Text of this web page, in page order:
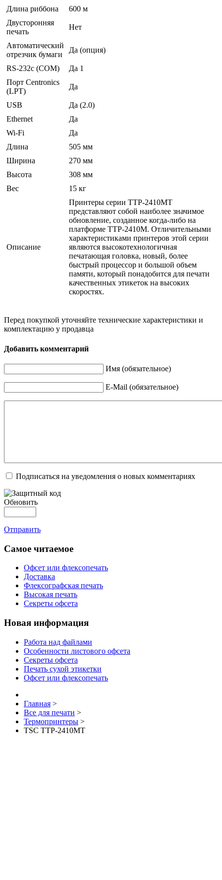
Длина риббона
600 м
Двусторонняя
печать
Нет
Автоматический
отрезчик бумаги
Да (опция)
RS-232c (COM)
Да 1
Порт Centronics
(LPT)
Да
USB
Да (2.0)
Ethernet
Да
Wi-Fi
Да
Длина
505 мм
Ширина
270 мм
Высота
308 мм
Вес
15 кг
Описание
Принтеры серии TTP-2410MT
представляют собой наиболее значимое
обновление, созданное когда-либо на
платформе TTP-2410M. Отличительными
характеристиками принтеров этой серии
являются высокотехнологичная
печатающая головка, новый, более
быстрый процессор и большой объем
памяти, который понадобится для печати
качественных этикеток на высоких
скоростях.
Перед покупкой уточняйте технические характеристики и
комплектацию у продавца
Добавить комментарий
Имя (обязательное)
E-Mail (обязательное)
Подписаться на уведомления о новых комментариях
Обновить
Отправить
Самое читаемое
Офсет или флексопечать
Доставка
Флексографская печать
Высокая печать
Секреты офсета
Новая информация
Работа над файлами
Особенности листового офсета
Секреты офсета
Печать сухой этикетки
Офсет или флексопечать
Главная >
Все для печати >
Термопринтеры >
TSC TTP-2410MT